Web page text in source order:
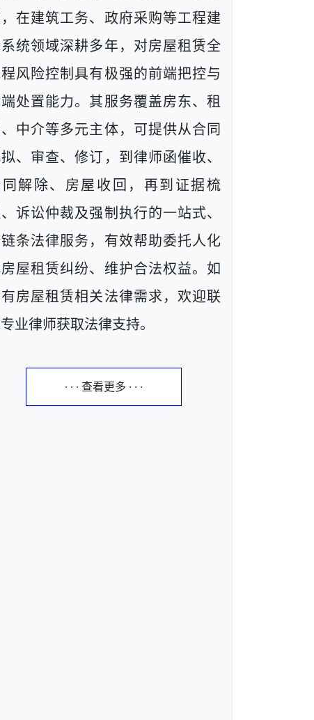
在建筑工务、政府采购等工程建
统领域深耕多年，对房屋租赁全
风险控制具有极强的前端把控与
处置能力。其服务覆盖房东、租
中介等多元主体，可提供从合同
、审查、修订，到律师函催收、
解除、房屋收回，再到证据梳
诉讼仲裁及强制执行的一站式、
条法律服务，有效帮助委托人化
屋租赁纠纷、维护合法权益。如
房屋租赁相关法律需求，欢迎联
业律师获取法律支持。
· · · 查看更多 · · ·